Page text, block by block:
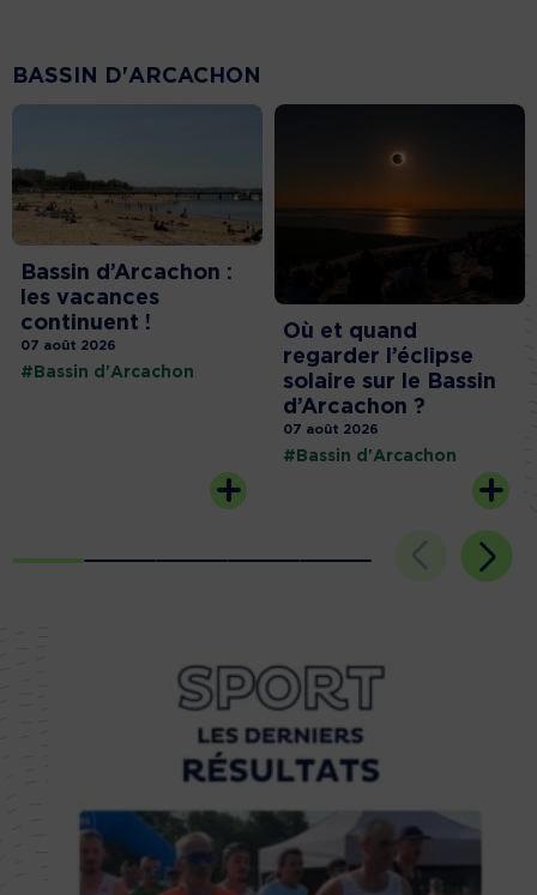
BASSIN D'ARCACHON
Bassin d’Arcachon :
les vacances
continuent !
07 août 2026
#Bassin d'Arcachon
Où et quand
regarder l’éclipse
solaire sur le Bassin
d’Arcachon ?
07 août 2026
#Bassin d'Arcachon